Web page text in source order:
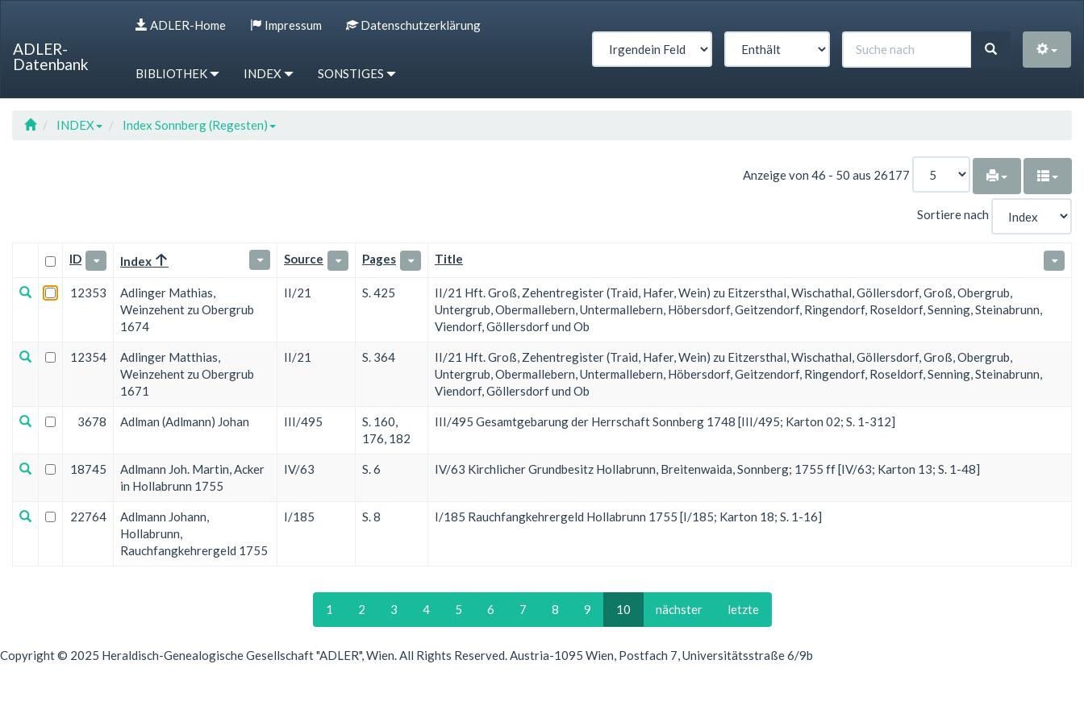
Tabelle
Menü
Suche
ADLER-
Datenbank
ADLER-Home Impressum Datenschutzerklärung
BIBLIOTHEK INDEX SONSTIGES
INDEX Index Sonnberg (Regesten)
Anzeige von 46 - 50 aus 26177
Sortiere nach
ID Index Source Pages Title
12353
Adlinger Mathias,
Weinzehent zu Obergrub
1674
II/21 S. 425
II/21 Hft. Groß, Zehentregister (Traid, Hafer, Wein) zu Eitzersthal, Wischathal, Göllersdorf, Groß, Obergrub,
Untergrub, Obermallebern, Untermallebern, Höbersdorf, Geitzendorf, Ringendorf, Roseldorf, Senning, Steinabrunn,
Viendorf, Göllersdorf und Ob
12354
Adlinger Matthias,
Weinzehent zu Obergrub
1671
II/21 S. 364
II/21 Hft. Groß, Zehentregister (Traid, Hafer, Wein) zu Eitzersthal, Wischathal, Göllersdorf, Groß, Obergrub,
Untergrub, Obermallebern, Untermallebern, Höbersdorf, Geitzendorf, Ringendorf, Roseldorf, Senning, Steinabrunn,
Viendorf, Göllersdorf und Ob
3678 Adlman (Adlmann) Johan III/495
S. 160,
176, 182
III/495 Gesamtgebarung der Herrschaft Sonnberg 1748 [III/495; Karton 02; S. 1-312]
18745
Adlmann Joh. Martin, Acker
in Hollabrunn 1755
IV/63 S. 6 IV/63 Kirchlicher Grundbesitz Hollabrunn, Breitenwaida, Sonnberg; 1755 ff [IV/63; Karton 13; S. 1-48]
22764
Adlmann Johann,
Hollabrunn,
Rauchfangkehrergeld 1755
I/185 S. 8 I/185 Rauchfangkehrergeld Hollabrunn 1755 [I/185; Karton 18; S. 1-16]
1 2 3 4 5 6 7 8 9 10 nächster letzte
Copyright © 2025 Heraldisch-Genealogische Gesellschaft "ADLER", Wien. All Rights Reserved. Austria-1095 Wien, Postfach 7, Universitätsstraße 6/9b